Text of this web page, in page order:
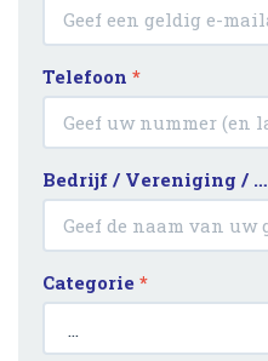
Telefoon *
Bedrijf / Vereniging / …
Categorie *